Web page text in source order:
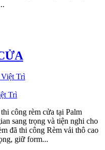
Trì
công rèm cửa tại Palm
sang trọng và tiện nghi cho
đã thi công Rèm vải thô cao
giữ form...